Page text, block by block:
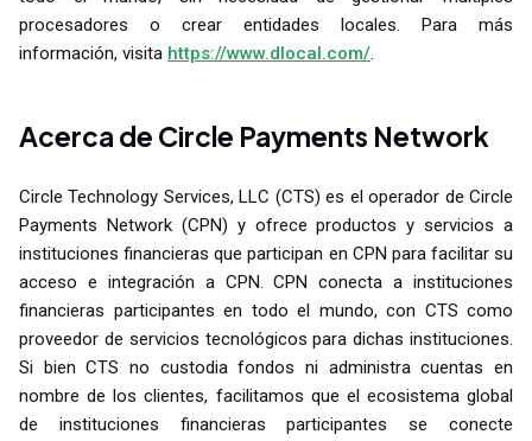
procesadores o crear entidades locales. Para más
información, visita https://www.dlocal.com/.
Acerca de Circle Payments Network
Circle Technology Services, LLC (CTS) es el operador de Circle
Payments Network (CPN) y ofrece productos y servicios a
instituciones financieras que participan en CPN para facilitar su
acceso e integración a CPN. CPN conecta a instituciones
financieras participantes en todo el mundo, con CTS como
proveedor de servicios tecnológicos para dichas instituciones.
Si bien CTS no custodia fondos ni administra cuentas en
nombre de los clientes, facilitamos que el ecosistema global
de instituciones financieras participantes se conecte